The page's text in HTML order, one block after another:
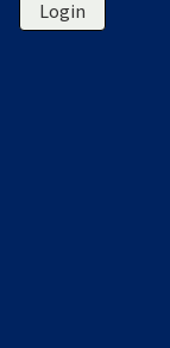
Login